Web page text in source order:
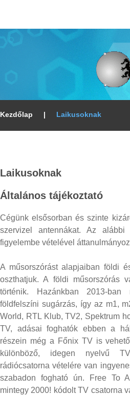
Kezdőlap | Laikusoknak
Laikusoknak
Általános tájékoztató
Cégünk elsősorban és szinte
szervizel antennákat. Az alábbi
figyelembe vételével
A műsorszórást alapjaiban földi
oszthatjuk. A földi műsorszórás
történik. Hazánkban 2013-ban
földfelszíni sugárzás, így az m1,
World, RTL Klub, TV2, Spektrum
TV, adásai foghatók ebben a
részein még a Főnix TV is
különböző, idegen nyelvű
rádiócsatorna vételére van
szabadon fogható ún. Free To
mintegy 2000! kódolt TV csatorna